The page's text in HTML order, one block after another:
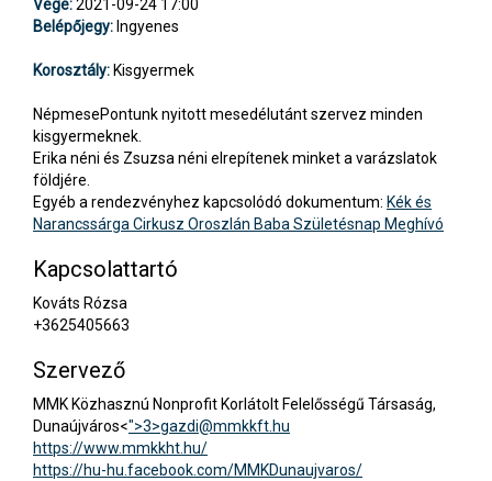
Vége:2021-09-24 17:00
Belépőjegy: Ingyenes
Korosztály: Kisgyermek
NépmesePontunk nyitott mesedélutánt szervez minden
kisgyermeknek.
Erika néni és Zsuzsa néni elrepítenek minket a varázslatok
földjére.
Egyéb a rendezvényhez kapcsolódó dokumentum: Kék és
Narancssárga Cirkusz Oroszlán Baba Születésnap Meghívó
Kapcsolattartó
Kováts Rózsa
+3625405663
Szervező
MMK Közhasznú Nonprofit Korlátolt Felelősségű Társaság,
Dunaújváros<">3>gazdi@mmkkft.hu
https://www.mmkkht.hu/
https://hu-hu.facebook.com/MMKDunaujvaros/